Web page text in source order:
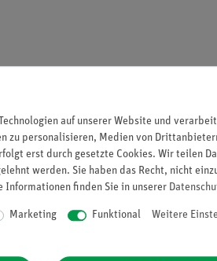
für die Vakuummessung zwischen
Keramik mit sehr guter
Torr
Messung
auf unserer Website und
zu personalisieren, Medien von
erst durch gesetzte Cookies. Wir teilen
werden. Sie haben das Recht, nicht
Informationen finden Sie in unserer
Marketing Funktional Weitere